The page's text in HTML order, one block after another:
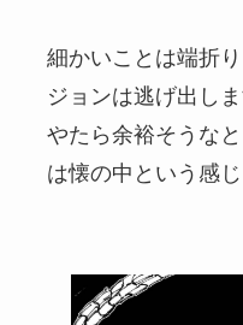
細かいことは端折
ジョンは逃げ出し
やたら余裕そうな
は懐の中という感